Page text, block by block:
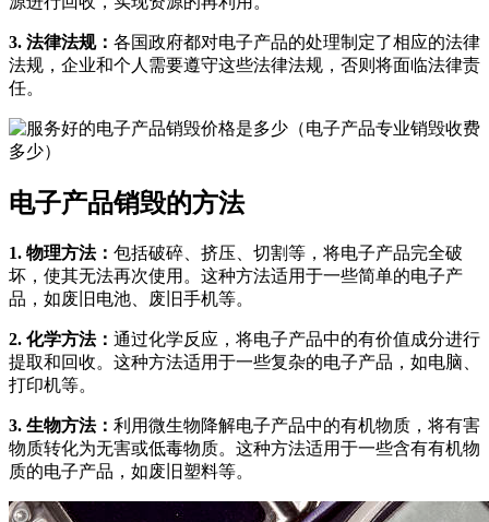
3. 法律法规： 各国政府都对电子产品的处理制定了相应的法律
法规，企业和个人需要遵守这些法律法规，否则将面临法律责
任。
电子产品销毁的方法
1. 物理方法： 包括破碎、挤压、切割等，将电子产品完全破
坏，使其无法再次使用。这种方法适用于一些简单的电子产
品，如废旧电池、废旧手机等。
2. 化学方法： 通过化学反应，将电子产品中的有价值成分进行
提取和回收。这种方法适用于一些复杂的电子产品，如电脑、
打印机等。
3. 生物方法： 利用微生物降解电子产品中的有机物质，将有害
物质转化为无害或低毒物质。这种方法适用于一些含有有机物
质的电子产品，如废旧塑料等。